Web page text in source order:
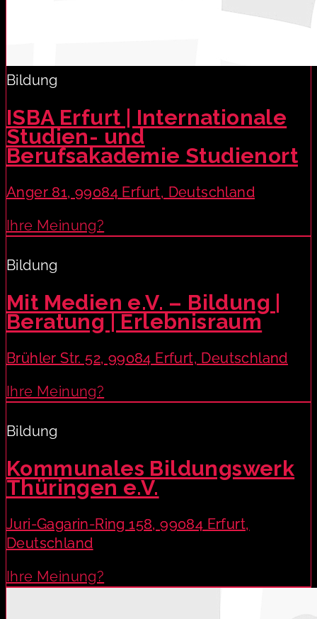
Bildung
ISBA Erfurt | Internationale
Studien- und
Berufsakademie Studienort
Anger 81, 99084 Erfurt, Deutschland
Ihre Meinung?
Bildung
Mit Medien e.V. – Bildung |
Beratung | Erlebnisraum
Brühler Str. 52, 99084 Erfurt, Deutschland
Ihre Meinung?
Bildung
Kommunales Bildungswerk
Thüringen e.V.
Juri-Gagarin-Ring 158, 99084 Erfurt,
Deutschland
Ihre Meinung?